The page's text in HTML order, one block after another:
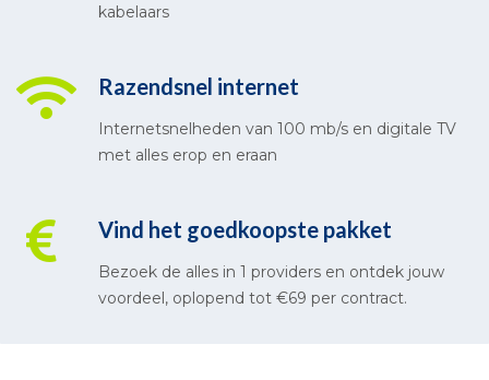
kabelaars
Razendsnel internet
Internetsnelheden van 100 mb/s en digitale TV
met alles erop en eraan
Vind het goedkoopste pakket
Bezoek de alles in 1 providers en ontdek jouw
voordeel, oplopend tot €69 per contract.